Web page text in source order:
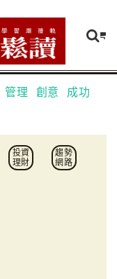
管理 創意 成功
投資
理財
趨勢
網路